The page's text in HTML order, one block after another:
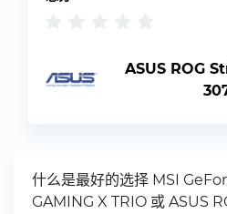
ASUS ROG
什么是最好的选择 MSI
GAMING X TRIO 或 ASUS